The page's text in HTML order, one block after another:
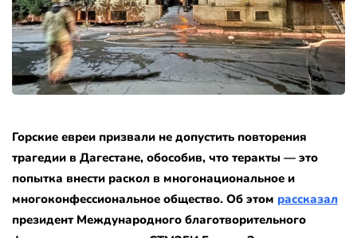
Горские евреи призвали не допустить повторения
трагедии в Дагестане, обособив, что теракты — это
попытка внести раскол в многонациональное и
многоконфессиональное общество. Об этом рассказал
президент Международного благотворительного